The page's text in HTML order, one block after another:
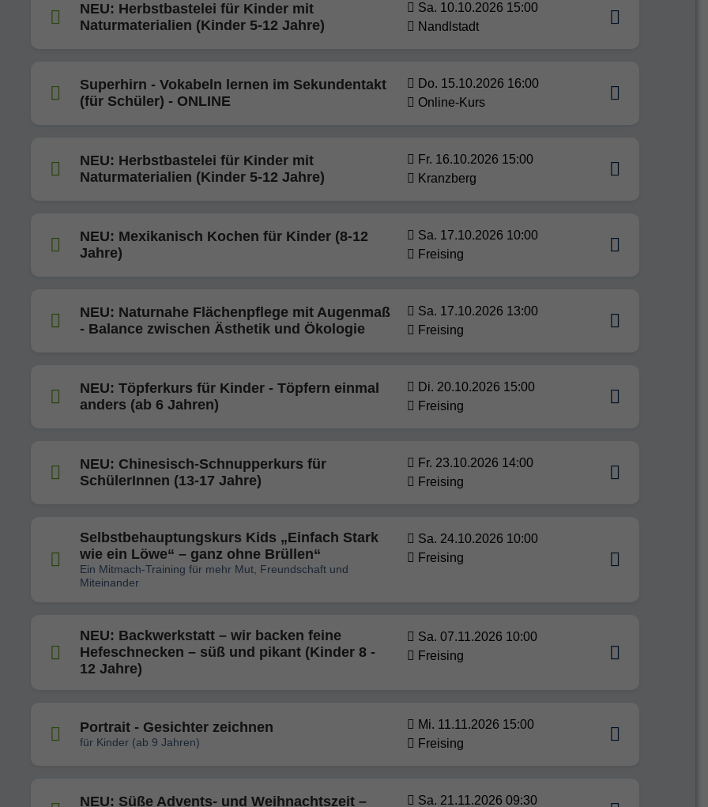
NEU: Herbstbastelei für Kinder mit
Naturmaterialien (Kinder 5-12 Jahre)
Sa. 10.10.2026 15:00
Nandlstadt
Superhirn - Vokabeln lernen im Sekundentakt
(für Schüler) - ONLINE
Do. 15.10.2026 16:00
Online-Kurs
NEU: Herbstbastelei für Kinder mit
Naturmaterialien (Kinder 5-12 Jahre)
Fr. 16.10.2026 15:00
Kranzberg
NEU: Mexikanisch Kochen für Kinder (8-12
Jahre)
Sa. 17.10.2026 10:00
Freising
NEU: Naturnahe Flächenpflege mit Augenmaß
- Balance zwischen Ästhetik und Ökologie
Sa. 17.10.2026 13:00
Freising
NEU: Töpferkurs für Kinder - Töpfern einmal
anders (ab 6 Jahren)
Di. 20.10.2026 15:00
Freising
NEU: Chinesisch-Schnupperkurs für
SchülerInnen (13-17 Jahre)
Fr. 23.10.2026 14:00
Freising
Selbstbehauptungskurs Kids „Einfach Stark
wie ein Löwe“ – ganz ohne Brüllen“
Ein Mitmach-Training für mehr Mut, Freundschaft und
Miteinander
Sa. 24.10.2026 10:00
Freising
NEU: Backwerkstatt – wir backen feine
Hefeschnecken – süß und pikant (Kinder 8 -
12 Jahre)
Sa. 07.11.2026 10:00
Freising
Portrait - Gesichter zeichnen
für Kinder (ab 9 Jahren)
Mi. 11.11.2026 15:00
Freising
NEU: Süße Advents- und Weihnachtszeit – Sa. 21.11.2026 09:30